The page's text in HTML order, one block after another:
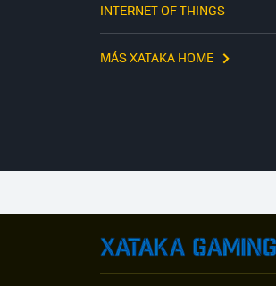
INTERNET OF THINGS
MÁS XATAKA HOME